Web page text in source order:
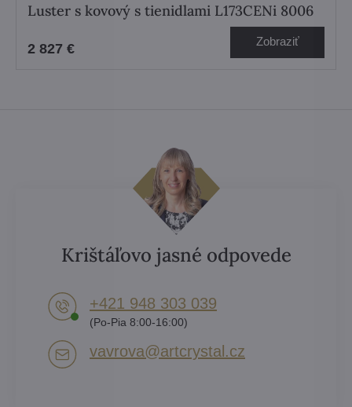
Luster s kovový s tienidlami L173CENi 8006
2 827 € Zobraziť
Krištáľovo jasné odpovede
+421 948 303 039
(Po-Pia 8:00-16:00)
vavrova​@artcrystal​.cz